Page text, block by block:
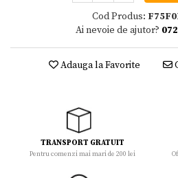
Cod Produs:
Ai nevoie de ajutor?
Adauga la Favorite
TRANSPORT GRATUIT
Pentru comenzi mai mari de 200 lei